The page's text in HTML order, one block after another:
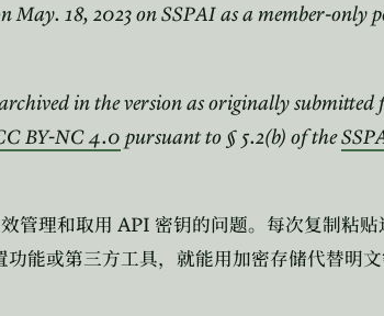
May. 18, 2023 on SSPAI as a member-only
in the version as originally
BY-NC 4.0 pursuant to § 5.2(b) of the
管理和取用 API 密钥的问题。每次复制粘
能或第三方工具，就能用加密存储代替明